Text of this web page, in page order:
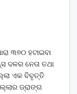
୩୭୦ ହଟାଇବା
ଦଳର ନେତା ତଥା
ଏକ ବିବୃତ୍ତି
ଡ୍ରାଙ୍ଗ